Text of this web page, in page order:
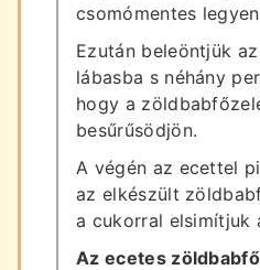
csomómentes
Ezután beleöntjük
lábasba s néhány
hogy a
besűrűsödjön.
A végén az ecettel
az elkészült
a cukorral elsimítjuk
Az ecetes